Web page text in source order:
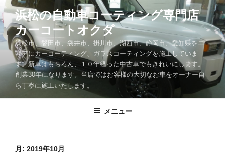
ン
テ
ン
へ
浜松の自動車コーティング専門店
カーコートオクダ
浜松市、磐田市、袋井市、掛川市、湖西市、静岡市、愛知県をエ
リアにカーコーティング、ガラスコーティングを施工していま
す。新車はもちろん、１０年経った中古車でもきれいにします。
創業30年になります。当店ではお客様の大切なお車をオーナー自
ら丁寧に施工いたします。
メニュー
月: 2019年10月